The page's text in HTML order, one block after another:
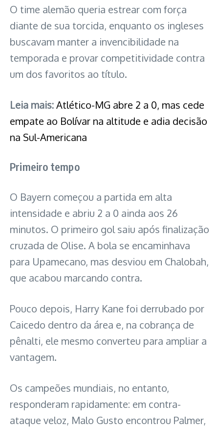
O time alemão queria estrear com força
diante de sua torcida, enquanto os ingleses
buscavam manter a invencibilidade na
temporada e provar competitividade contra
um dos favoritos ao título.
Leia mais:Atlético-MG abre 2 a 0, mas cede
empate ao Bolívar na altitude e adia decisão
na Sul-Americana
Primeiro tempo
O Bayern começou a partida em alta
intensidade e abriu 2 a 0 ainda aos 26
minutos. O primeiro gol saiu após finalização
cruzada de Olise. A bola se encaminhava
para Upamecano, mas desviou em Chalobah,
que acabou marcando contra.
Pouco depois, Harry Kane foi derrubado por
Caicedo dentro da área e, na cobrança de
pênalti, ele mesmo converteu para ampliar a
vantagem.
Os campeões mundiais, no entanto,
responderam rapidamente: em contra-
ataque veloz, Malo Gusto encontrou Palmer,